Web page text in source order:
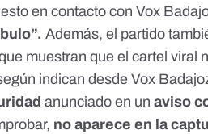
en contacto con Vox
bulo”.Además, el partido
muestran que el cartel viral
indican desde Vox
anunciado en un aviso
no aparece en la